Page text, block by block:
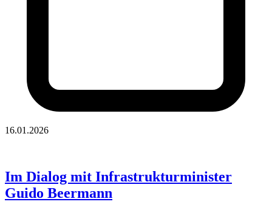
16.01.2026
Im Dialog mit Infrastrukturminister
Guido Beermann